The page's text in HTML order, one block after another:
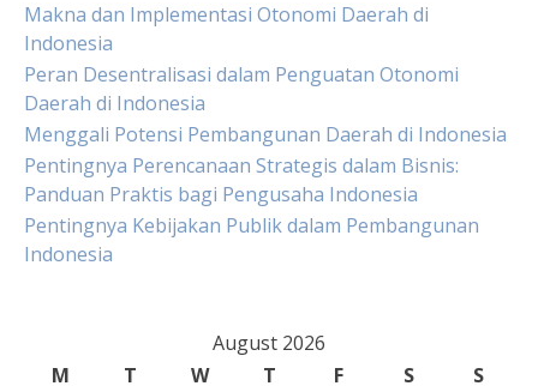
Makna dan Implementasi Otonomi Daerah di
Indonesia
Peran Desentralisasi dalam Penguatan Otonomi
Daerah di Indonesia
Menggali Potensi Pembangunan Daerah di Indonesia
Pentingnya Perencanaan Strategis dalam Bisnis:
Panduan Praktis bagi Pengusaha Indonesia
Pentingnya Kebijakan Publik dalam Pembangunan
Indonesia
August 2026
M
T W T F S S